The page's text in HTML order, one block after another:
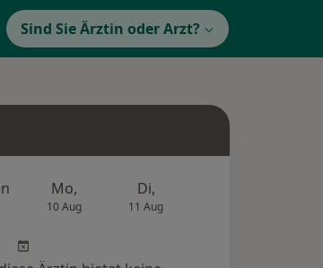
Sind Sie Ärztin oder Arzt?
Mo,
10 Aug
Di,
11 Aug